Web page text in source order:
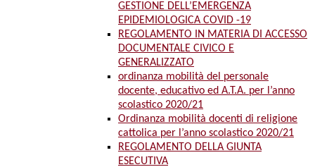
GESTIONE DELL’EMERGENZA
EPIDEMIOLOGICA COVID -19
REGOLAMENTO IN MATERIA DI ACCESSO
DOCUMENTALE CIVICO E
GENERALIZZATO
ordinanza mobilità del personale
docente, educativo ed A.T.A. per l’anno
scolastico 2020/21
Ordinanza mobilità docenti di religione
cattolica per l’anno scolastico 2020/21
REGOLAMENTO DELLA GIUNTA
ESECUTIVA